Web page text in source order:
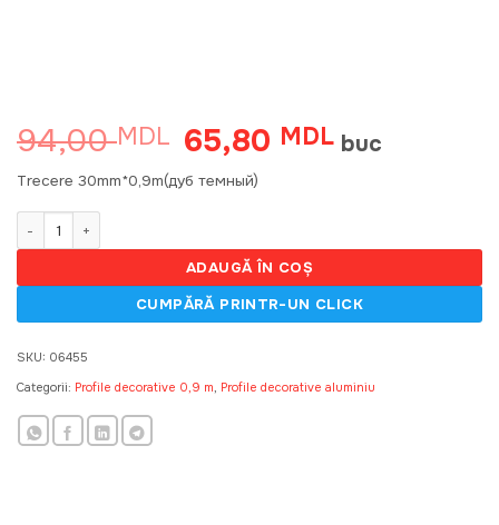
94,00MDL Prețul
inițial
a
65,80 MDLPrețul
curent
buc
Trecere 30mm*0,9m(дуб темный)
ADAUGĂ ÎN COȘ
SKU: 06455
Categorii: Profile decorative 0,9 m, Profile decorative aluminiu